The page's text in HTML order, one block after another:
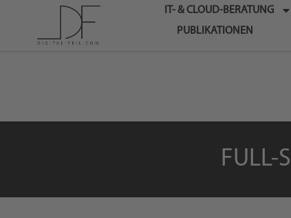
IT- & CLOUD-BERATUNG
PUBLIKATIONEN
FULL-